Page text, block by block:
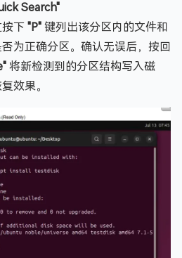
Search"
下 "P" 键列出该分区内的文件和
为正确分区。确认无误后，按回
将新检测到的分区结构写入磁
效果。